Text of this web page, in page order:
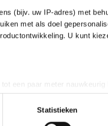
(bijv. uw IP-adres) met
met als doel
U kunt
een paar meter nauwkeurig
eigenschappen
en stel uw voorkeuren in het
Statistieken